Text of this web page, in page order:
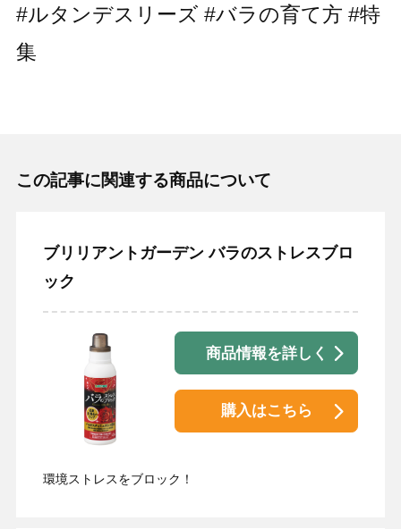
#ルタンデスリーズ #バラの育て方 #特
集
この記事に関連する商品について
ブリリアントガーデン バラのストレスブロ
ック
商品情報を詳しく
購入はこちら
環境ストレスをブロック！